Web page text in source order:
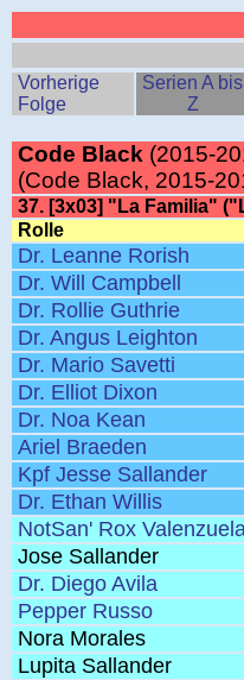
Vorherige
Folge
Serien A bis
Z
Code Black (2015-
(Code Black, 2015-
37. [3x03] "La Familia"
Rolle
Dr. Leanne Rorish
Dr. Will Campbell
Dr. Rollie Guthrie
Dr. Angus Leighton
Dr. Mario Savetti
Dr. Elliot Dixon
Dr. Noa Kean
Ariel Braeden
Kpf Jesse Sallander
Dr. Ethan Willis
NotSan' Rox
Jose Sallander
Dr. Diego Avila
Pepper Russo
Nora Morales
Lupita Sallander